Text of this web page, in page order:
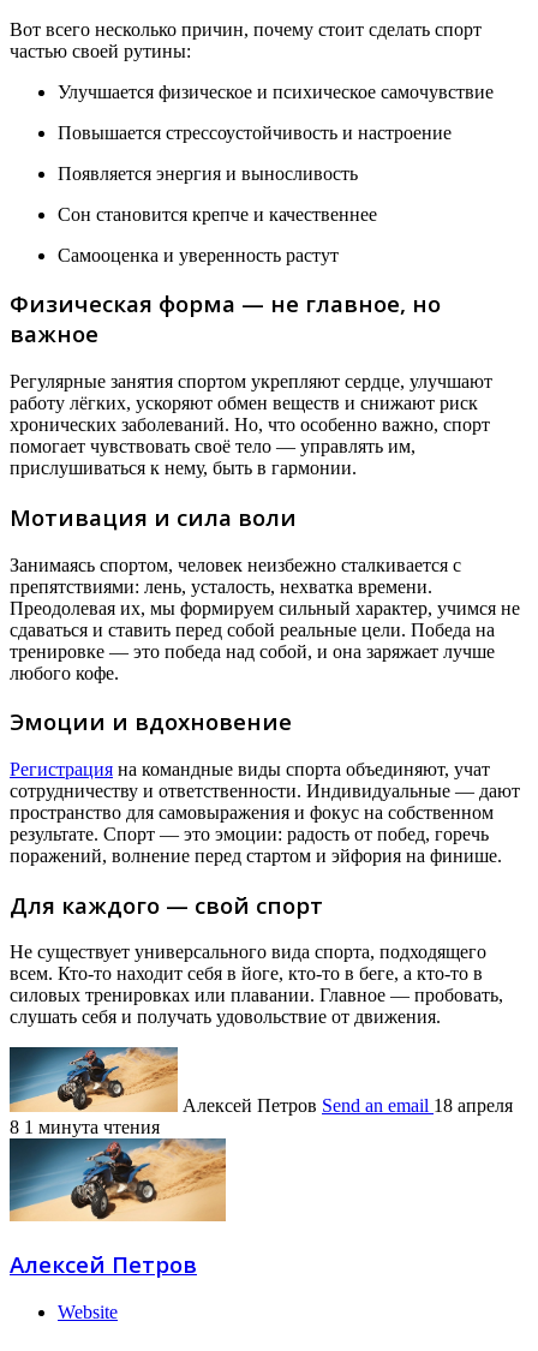
Вот всего несколько причин, почему стоит сделать спорт
частью своей рутины:
Улучшается физическое и психическое самочувствие
Повышается стрессоустойчивость и настроение
Появляется энергия и выносливость
Сон становится крепче и качественнее
Самооценка и уверенность растут
Физическая форма — не главное, но
важное
Регулярные занятия спортом укрепляют сердце, улучшают
работу лёгких, ускоряют обмен веществ и снижают риск
хронических заболеваний. Но, что особенно важно, спорт
помогает чувствовать своё тело — управлять им,
прислушиваться к нему, быть в гармонии.
Мотивация и сила воли
Занимаясь спортом, человек неизбежно сталкивается с
препятствиями: лень, усталость, нехватка времени.
Преодолевая их, мы формируем сильный характер, учимся не
сдаваться и ставить перед собой реальные цели. Победа на
тренировке — это победа над собой, и она заряжает лучше
любого кофе.
Эмоции и вдохновение
Регистрация на командные виды спорта объединяют, учат
сотрудничеству и ответственности. Индивидуальные — дают
пространство для самовыражения и фокус на собственном
результате. Спорт — это эмоции: радость от побед, горечь
поражений, волнение перед стартом и эйфория на финише.
Для каждого — свой спорт
Не существует универсального вида спорта, подходящего
всем. Кто-то находит себя в йоге, кто-то в беге, а кто-то в
силовых тренировках или плавании. Главное — пробовать,
слушать себя и получать удовольствие от движения.
Алексей Петров Send an email 18 апреля
8 1 минута чтения
Алексей Петров
Website